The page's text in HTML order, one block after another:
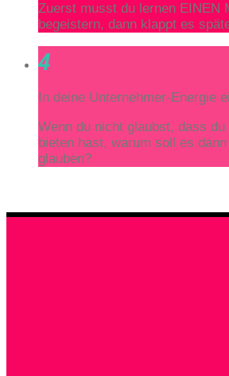
Zuerst musst du lernen EINEN
begeistern, dann klappt es
4
In deine Unternehmer-Energie
Wenn du nicht glaubst, dass
bieten hast, warum soll es
glauben?